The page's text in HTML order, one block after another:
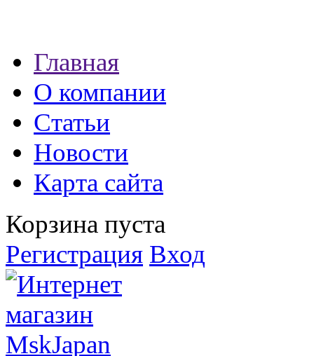
экспресс займы
Главная
О компании
Статьи
Новости
Карта сайта
Корзина пуста
Регистрация Вход